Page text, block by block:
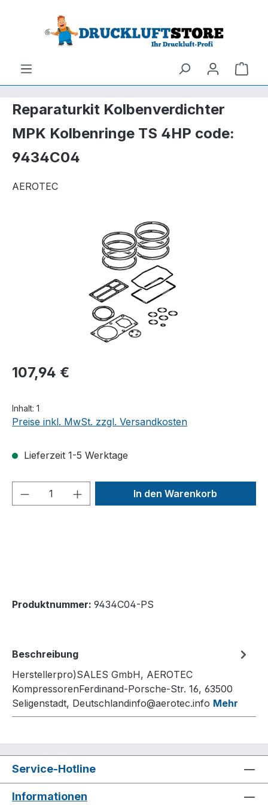
Hauptinhalt springen
Zur Suche springen
Reparaturkit Kolbenverdichter
MPK Kolbenringe TS 4HP code:
9434C04
AEROTEC
107,94 €
Inhalt: 1
Preise inkl. MwSt. zzgl. Versandkosten
Lieferzeit 1-5 Werktage
Produkt Anzahl: Gib denIn den Warenkorb
Produktnummer: 9434C04-PS
Beschreibung
Herstellerpro)SALES GmbH, AEROTEC
KompressorenFerdinand-Porsche-Str. 16, 63500
Seligenstadt, Deutschlandinfo@aerotec.info Mehr
Service-Hotline
Informationen